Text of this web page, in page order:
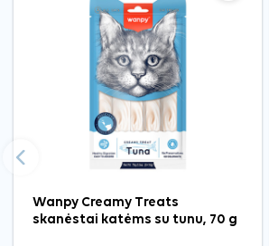
Wanpy Creamy Treats
skanėstai katėms su tunu, 70 g
Ankstesnis